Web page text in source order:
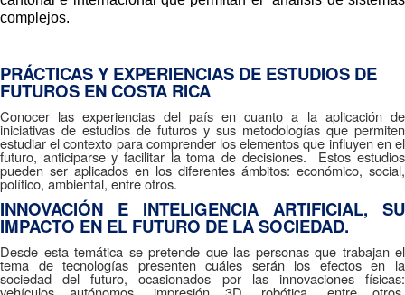
complejos.
PRÁCTICAS Y EXPERIENCIAS DE ESTUDIOS DE
FUTUROS EN COSTA RICA
Conocer las experiencias del país en cuanto a la aplicación de
iniciativas de estudios de futuros y sus metodologías que permiten
estudiar el contexto para comprender los elementos que influyen en el
futuro, anticiparse y facilitar la toma de decisiones. Estos estudios
pueden ser aplicados en los diferentes ámbitos: económico, social,
político, ambiental, entre otros.
INNOVACIÓN E INTELIGENCIA ARTIFICIAL, SU
IMPACTO EN EL FUTURO DE LA SOCIEDAD.
Desde esta temática se pretende que las personas que trabajan el
tema de tecnologías presenten cuáles serán los efectos en la
sociedad del futuro, ocasionados por las innovaciones físicas: